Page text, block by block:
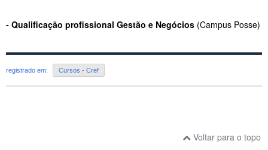
- Qualificação profissional Gestão e Negócios (Campus Posse)
registrado em: Cursos - Cref
Voltar para o topo